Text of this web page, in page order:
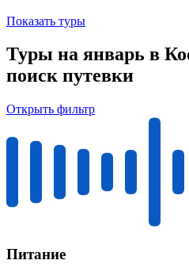
Показать туры
Туры на январь в
поиск путевки
Открыть фильтр
Питание